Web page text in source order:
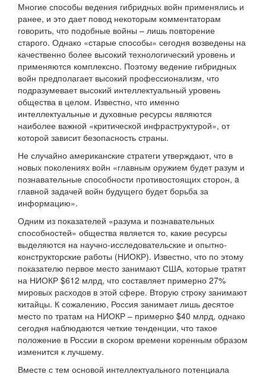
Многие способы ведения гибридных войн применялись и
ранее, и это дает повод некоторым комментаторам
говорить, что подобные войны – лишь повторение
старого. Однако «старые способы» сегодня возведены на
качественно более высокий технологический уровень и
применяются комплексно. Поэтому ведение гибридных
войн предполагает высокий профессионализм, что
подразумевает высокий интеллектуальный уровень
общества в целом. Известно, что именно
интеллектуальные и духовные ресурсы являются
наиболее важной «критической инфраструктурой», от
которой зависит безопасность страны.
Не случайно американские стратеги утверждают, что в
новых поколениях войн «главным оружием будет разум и
познавательные способности противостоящих сторон, a
главной задачей войн будущего будет борьба за
информацию».
Одним из показателей «разума и познавательных
способностей» общества является то, какие ресурсы
выделяются на научно-исследовательские и опытно-
конструкторские работы (НИОКР). Известно, что по этому
показателю первое место занимают США, которые тратят
на НИОКР $612 млрд, что составляет примерно 27%
мировых расходов в этой сфере. Вторую строку занимают
китайцы. К сожалению, Россия занимает лишь десятое
место по тратам на НИОКР – примерно $40 млрд, однако
сегодня наблюдаются четкие тенденции, что такое
положение в России в скором времени коренным образом
изменится к лучшему.
Вместе с тем основой интеллектуального потенциала